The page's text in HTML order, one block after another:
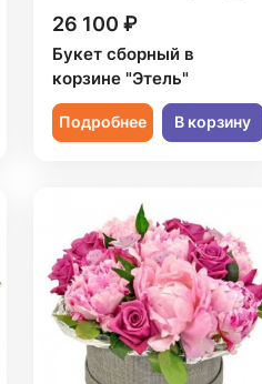
26 100 ₽
Букет сборный в
корзине "Этель"
Подробнее В корзину